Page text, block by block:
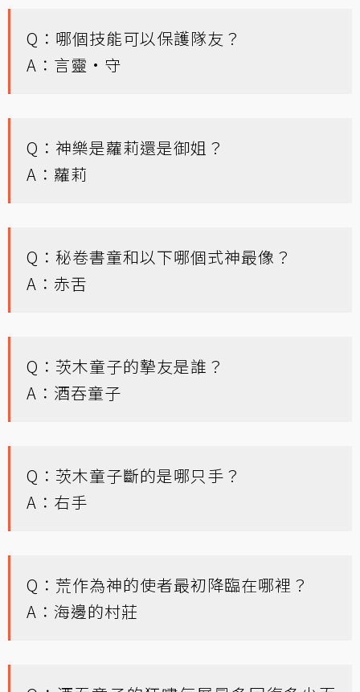
Q：哪個技能可以保護隊友？
A：言靈•守
Q：神樂是蘿莉還是御姐？
A：蘿莉
Q：秘卷書童和以下哪個式神最像？
A：赤舌
Q：茨木童子的摯友是誰？
A：酒吞童子
Q：茨木童子斷的是哪只手？
A：右手
Q：荒作為神的使者最初降臨在哪裡？
A：海邊的村莊